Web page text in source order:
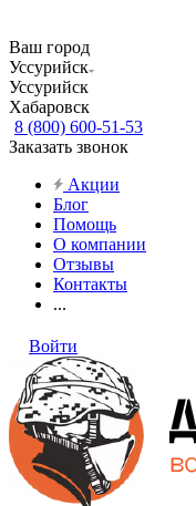
Ваш город
Уссурийск
Уссурийск
Хабаровск
8 (800) 600-51-53
Заказать звонок
Акции
Блог
Помощь
О компании
Отзывы
Контакты
...
Войти